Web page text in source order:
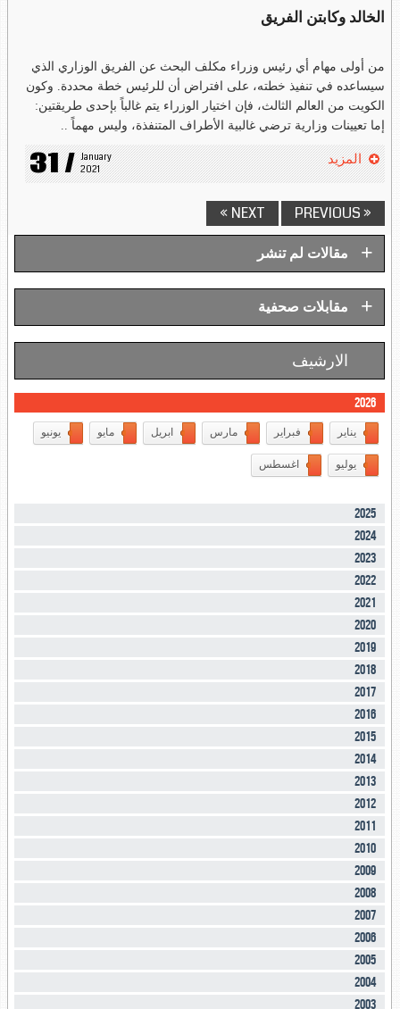
الخالد وكابتن الفريق
من أولى مهام أي رئيس وزراء مكلف البحث عن الفريق الوزاري الذي
سيساعده في تنفيذ خطته، على افتراض أن للرئيس خطة محددة. وكون
الكويت من العالم الثالث، فإن اختيار الوزراء يتم غالباً بإحدى طريقتين:
إما تعيينات وزارية ترضي غالبية الأطراف المتنفذة، وليس مهماً ..
31 / January
2021
المزيد
« PREVIOUS
NEXT »
مقالات لم تنشر +
مقابلات صحفية +
الارشيف
2026
يناير فبراير مارس ابريل مايو يونيو
يوليو اغسطس
2025
2024
2023
2022
2021
2020
2019
2018
2017
2016
2015
2014
2013
2012
2011
2010
2009
2008
2007
2006
2005
2004
2003